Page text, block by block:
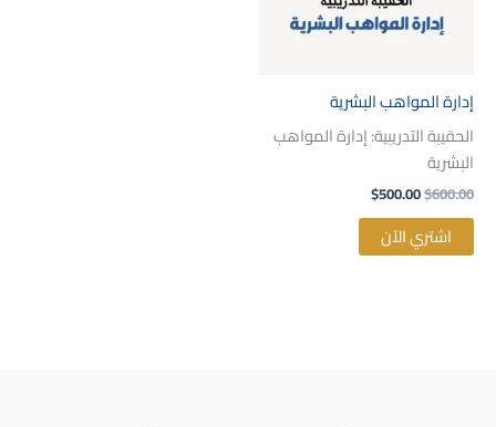
إدارة المواهب البشرية
الحقيبة التدريبية: إدارة المواهب
البشرية
$600.00
$500.00
اشتري الآن